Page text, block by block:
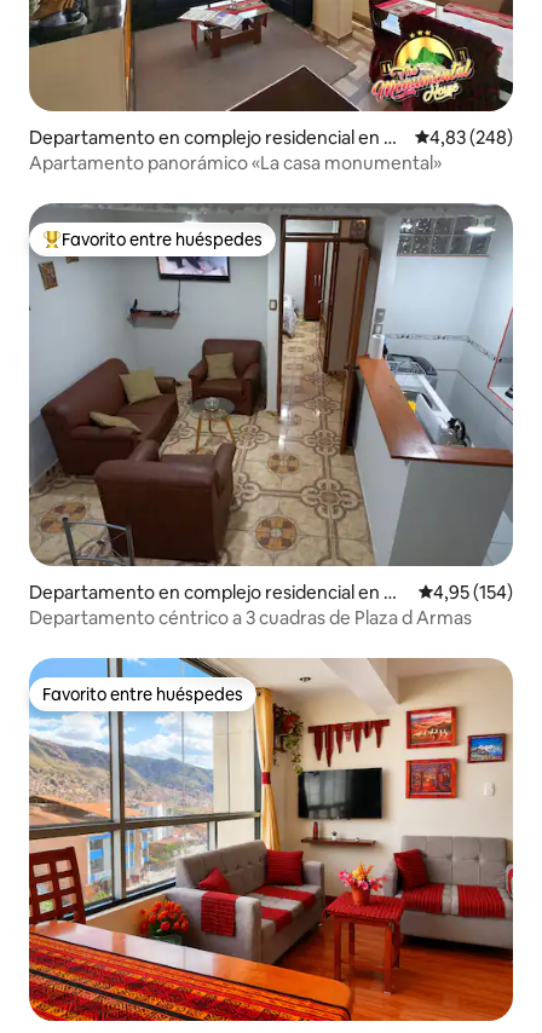
Departamento en complejo residencial en C
uzco
Calificación
4,83 (248)
Apartamento panorámico «La casa monumental»
Favorito entre los huéspedes más destacados
Favorito entre huéspedes
Departamento en complejo residencial en Cu
zco
Calificación
4,95 (154)
Departamento céntrico a 3 cuadras de Plaza d Armas
Favorito entre huéspedes
Favorito entre huéspedes